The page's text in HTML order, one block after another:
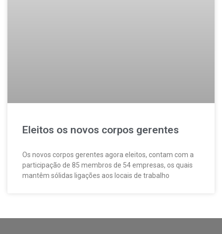
Eleitos os novos corpos gerentes
Os novos corpos gerentes agora eleitos, contam com a
participação de 85 membros de 54 empresas, os quais
mantêm sólidas ligações aos locais de trabalho